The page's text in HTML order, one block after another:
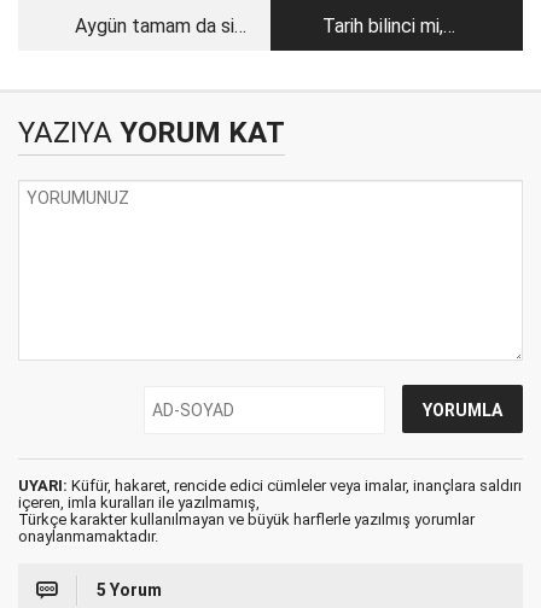
Aygün tamam da siz
Tarih bilinci mi,
geçmiş bilgisi mi?
YAZIYA YORUM KAT
UYARI: Küfür, hakaret, rencide edici cümleler veya imalar, inançlara saldırı
içeren, imla kuralları ile yazılmamış,
Türkçe karakter kullanılmayan ve büyük harflerle yazılmış yorumlar
onaylanmamaktadır.
5 Yorum